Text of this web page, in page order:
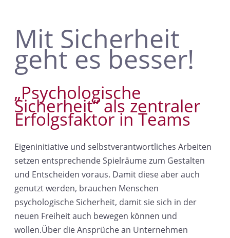
Mit Sicherheit
geht es besser!
„Psychologische
Sicherheit“ als zentraler
Erfolgsfaktor in Teams
Eigeninitiative und selbstverantwortliches Arbeiten
setzen entsprechende Spielräume zum Gestalten
und Entscheiden voraus. Damit diese aber auch
genutzt werden, brauchen Menschen
psychologische Sicherheit, damit sie sich in der
neuen Freiheit auch bewegen können und
wollen.Über die Ansprüche an Unternehmen